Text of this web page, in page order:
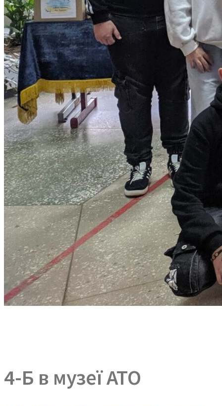
4-Б в музеї АТО